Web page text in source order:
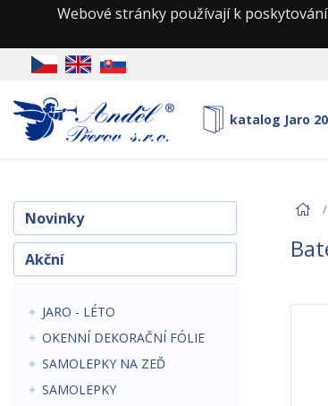
Webové stránky používají k
katalog Jaro
Novinky
Akční
JARO - LÉTO
OKENNÍ DEKORAČNÍ FÓLIE
SAMOLEPKY NA ZEĎ
SAMOLEPKY